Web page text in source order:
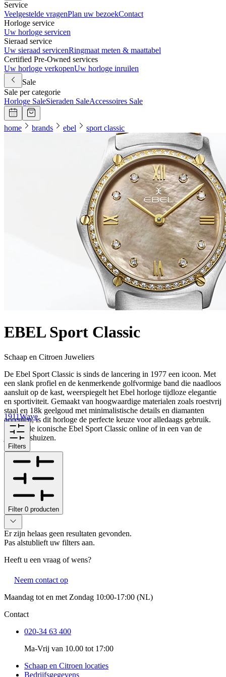
Service
Veelgestelde vragenPlan uw bezoekContact
Horloge service
Uw horloge servicen
Sieraad service
Uw sieraad servicenRingmaat meten & maattabel
Certified Pre-Owned services
Uw horloge verkopenUw horloge inruilen
Sale
Sale per categorie
Horloge SaleSieraden SaleAccessoires Sale
home brands ebel sport classic
EBEL Sport Classic
Schaap en Citroen Juweliers
De Ebel Sport Classic is sinds de lancering in 1977 een icoon. Met
een slank profiel en de kenmerkende golfvormige band die naadloos
aansluit op de kast, weerspiegelt het Ebel horloge tijdloze elegantie
en sportiviteit. Gemaakt van hoogwaardige materialen zoals roestvrij
staal en 18k geelgoud met minimalistische details en diamanten
accenten, is dit horloge de perfecte keuze voor alledaags gebruik.
Ervaar de iconische Ebel Sport Classic online of in een van de
juweliershuizen.
1911Wave
Filters
Filter 0 producten
Er zijn helaas geen resultaten gevonden.
Pas alstublieft uw filters aan.
Heeft u een vraag of wens?
Neem contact op
Maandag tot en met Zondag 10:00-17:00 (NL)
Contact
020-34 63 400
Ma-Vrij van 10.00 tot 17:00
Schaap en Citroen locaties
Bedrijfsgegevens